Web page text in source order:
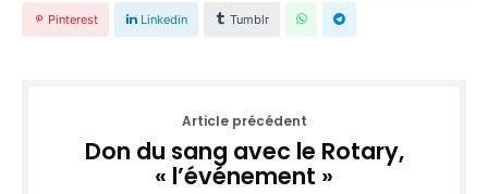
Pinterest Linkedin Tumblr
Article précédent
Don du sang avec le Rotary,
« l’événement »